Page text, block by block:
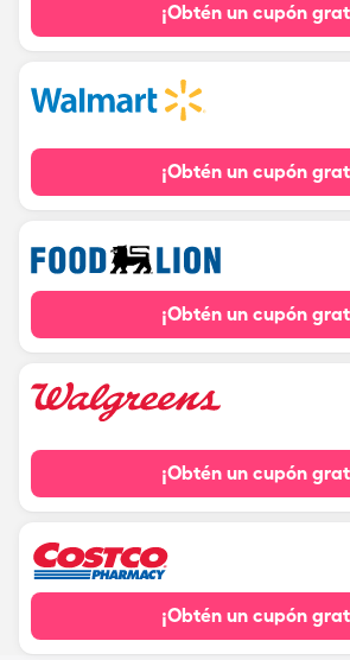
¡Obtén un cupón
¡Obtén un cupón
¡Obtén un cupón
¡Obtén un cupón
¡Obtén un cupón